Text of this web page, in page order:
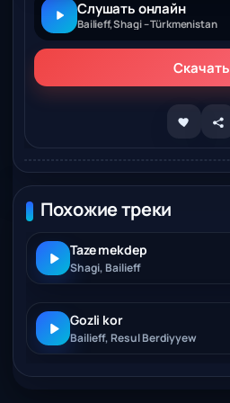
Слушать онлайн
Bailieff, Shagi – Türkmenistan
Скачать
Похожие треки
Taze mekdep
Shagi, Bailieff
Gozli kor
Bailieff, Resul Berdiyyew